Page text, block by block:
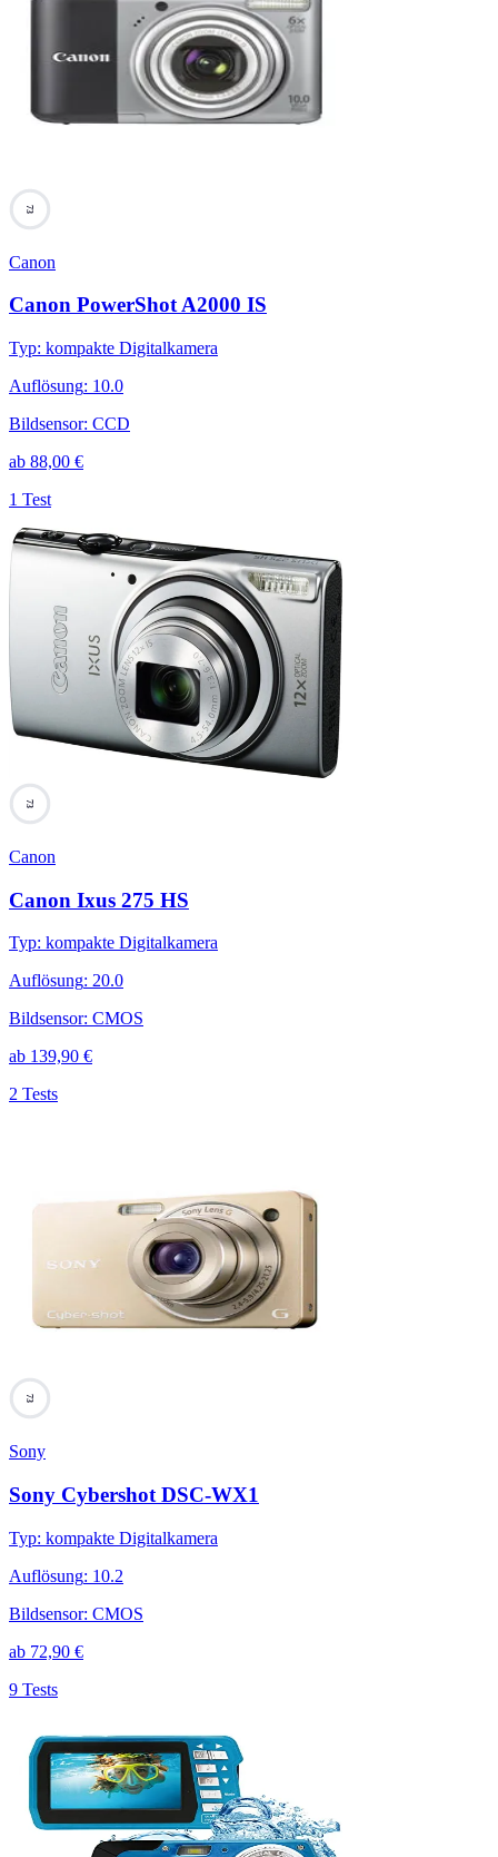
73
Canon
Canon PowerShot A2000 IS
Typ: kompakte Digitalkamera
Auflösung: 10.0
Bildsensor: CCD
ab 88,00 €
1 Test
73
Canon
Canon Ixus 275 HS
Typ: kompakte Digitalkamera
Auflösung: 20.0
Bildsensor: CMOS
ab 139,90 €
2 Tests
73
Sony
Sony Cybershot DSC-WX1
Typ: kompakte Digitalkamera
Auflösung: 10.2
Bildsensor: CMOS
ab 72,90 €
9 Tests